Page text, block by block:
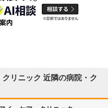
リニック 近隣の病院・ク